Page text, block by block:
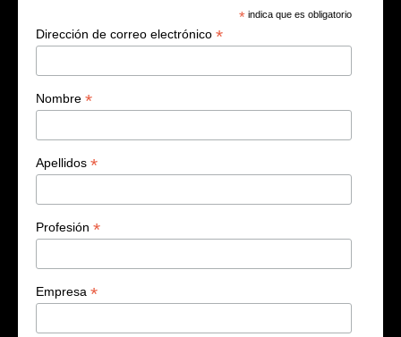
* indica que es obligatorio
Dirección de correo electrónico *
Nombre *
Apellidos *
Profesión *
Empresa *